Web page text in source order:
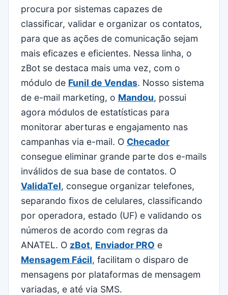
procura por sistemas capazes de
classificar, validar e organizar os contatos,
para que as ações de comunicação sejam
mais eficazes e eficientes. Nessa linha, o
zBot se destaca mais uma vez, com o
módulo de Funil de Vendas. Nosso sistema
de e-mail marketing, o Mandou, possui
agora módulos de estatísticas para
monitorar aberturas e engajamento nas
campanhas via e-mail. O Checador
consegue eliminar grande parte dos e-mails
inválidos de sua base de contatos. O
ValidaTel, consegue organizar telefones,
separando fixos de celulares, classificando
por operadora, estado (UF) e validando os
números de acordo com regras da
ANATEL. O zBot, Enviador PRO e
Mensagem Fácil, facilitam o disparo de
mensagens por plataformas de mensagem
variadas, e até via SMS.